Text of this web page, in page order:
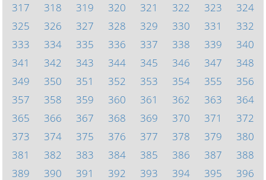
317
318 319 320 321 322 323
324
325
326 327 328 329 330 331
332
333
334 335 336 337 338 339
340
341
342 343 344 345 346 347
348
349
350 351 352 353 354 355
356
357
358 359 360 361 362 363
364
365
366 367 368 369 370 371
372
373
374 375 376 377 378 379
380
381
382 383 384 385 386 387
388
389
390 391 392 393 394 395 396